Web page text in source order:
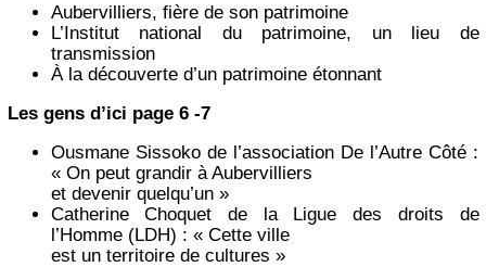
Aubervilliers, fière de son patrimoine
L’Institut national du patrimoine, un lieu de
transmission
À la découverte d’un patrimoine étonnant
Les gens d’ici page 6 -7
Ousmane Sissoko de l’association De l’Autre Côté :
« On peut grandir à Aubervilliers
et devenir quelqu’un »
Catherine Choquet de la Ligue des droits de
l’Homme (LDH) : « Cette ville
est un territoire de cultures »